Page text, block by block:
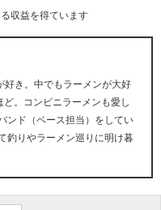
収益を得ています
好き。中でもラーメンが大好
。コンビニラーメンも愛し
ンド（ベース担当）をしてい
釣りやラーメン巡りに明け暮